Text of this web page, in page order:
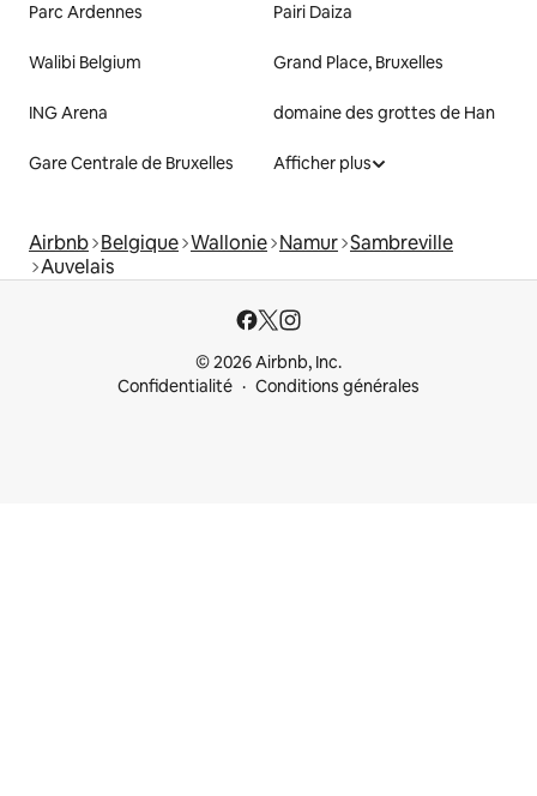
Parc Ardennes Pairi Daiza
Walibi Belgium Grand Place, Bruxelles
ING Arena domaine des grottes de Han
Gare Centrale de Bruxelles Afficher plus
Airbnb Belgique Wallonie Namur Sambreville
Auvelais
© 2026 Airbnb, Inc.
Confidentialité
Conditions générales